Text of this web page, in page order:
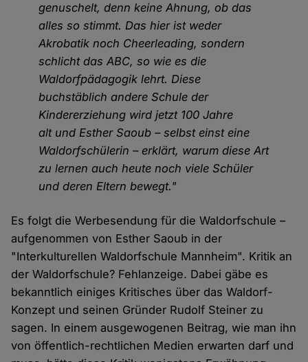
genuschelt, denn keine Ahnung, ob das
alles so stimmt. Das hier ist weder
Akrobatik noch Cheerleading, sondern
schlicht das ABC, so wie es die
Waldorfpädagogik lehrt. Diese
buchstäblich andere Schule der
Kindererziehung wird jetzt 100 Jahre
alt und Esther Saoub – selbst einst eine
Waldorfschülerin – erklärt, warum diese Art
zu lernen auch heute noch viele Schüler
und deren Eltern bewegt."
Es folgt die Werbesendung für die Waldorfschule –
aufgenommen von Esther Saoub in der
"Interkulturellen Waldorfschule Mannheim". Kritik an
der Waldorfschule? Fehlanzeige. Dabei gäbe es
bekanntlich einiges Kritisches über das Waldorf-
Konzept und seinen Gründer Rudolf Steiner zu
sagen. In einem ausgewogenen Beitrag, wie man ihn
von öffentlich-rechtlichen Medien erwarten darf und